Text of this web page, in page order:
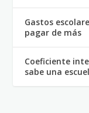
Gastos
pagar de más
Coeficiente
sabe una